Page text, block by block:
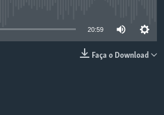
20:59
Faça o Download